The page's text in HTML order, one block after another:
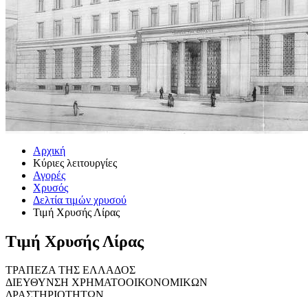
Αρχική
Κύριες λειτουργίες
Αγορές
Χρυσός
Δελτία τιμών χρυσού
Τιμή Χρυσής Λίρας
Τιμή Χρυσής Λίρας
ΤΡΑΠΕΖΑ ΤΗΣ ΕΛΛΑΔΟΣ
ΔΙΕΥΘΥΝΣΗ ΧΡΗΜΑΤΟΟΙΚΟΝΟΜΙΚΩΝ